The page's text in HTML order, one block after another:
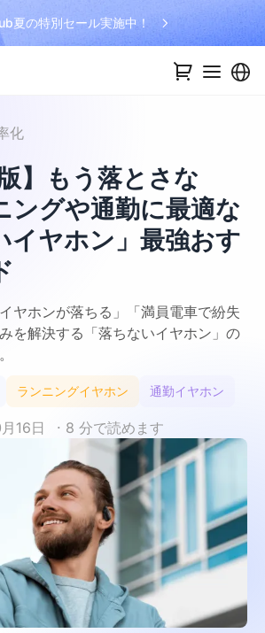
料無料（45,000円相当）！
化
】もう落とさな
ングや通勤に最適な
イヤホン」最強おす
ヤホンが落ちる」「満員電車で紛失
を解決する「落ちないイヤホン」の
ランニングイヤホン 通勤イヤホン
16日 · 8 分で読めます